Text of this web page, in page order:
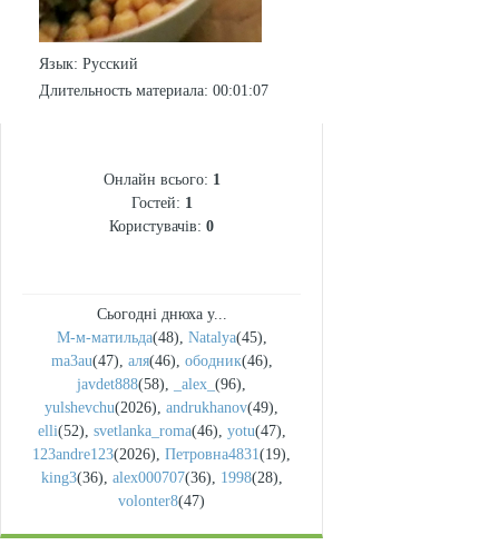
Язык: Русский
Длительность материала: 00:01:07
Онлайн всього: 1
Гостей: 1
Користувачів: 0
Сьогодні днюха у...
М-м-матильда(48), Natalya(45),
ma3au(47), аля(46), ободник(46),
javdet888(58), _alex_ (96),
yulshevchu(2026), andrukhanov(49),
elli(52), svetlanka_roma(46), yotu(47),
123andre123(2026), Петровна4831(19),
king3(36), alex000707(36), 1998(28),
volonter8(47)